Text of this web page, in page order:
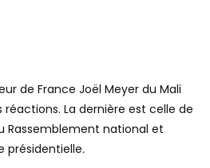
de France Joël Meyer du Mali
La dernière est celle de
Rassemblement national et
présidentielle.